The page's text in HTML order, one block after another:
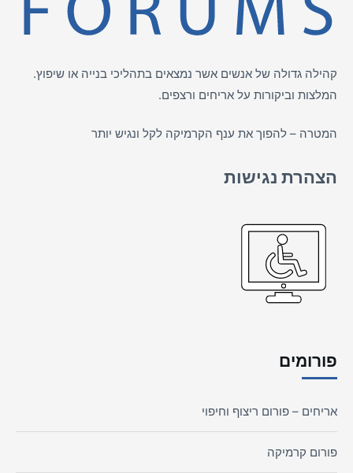
קהילה גדולה של אנשים אשר נמצאים בתהליכי בנייה או שיפוץ.
המלצות וביקורות על אריחים ורצפים.
המטרה – להפוך את ענף הקרמיקה לקל ונגיש יותר
הצהרת נגישות
פורומים
אריחים – פורום ריצוף וחיפוי
פורום קרמיקה